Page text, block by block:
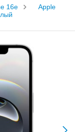
16e
Apple